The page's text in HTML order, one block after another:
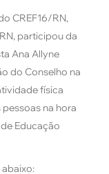
CREF16/RN,
participou da
Ana Allyne
do Conselho na
física
na hora
Educação